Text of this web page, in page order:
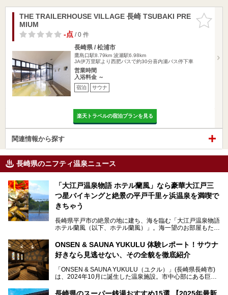
お気に入
りに追加
THE TRAILERHOUSE VILLAGE 長崎 TSUBAKI PRE
MIUM
-点/ 0 件
長崎県 / 松浦市
鷹島口駅8.79km 波瀬駅6.98km
JA伊万里駅より西肥バスで約30分喜内瀬バス停下車
営業時間
入浴料金 ～
宿泊 サウナ
楽天トラベルの宿泊プランを見る
関連情報から探す
長崎県のニフティ温泉ニュース
「大江戸温泉物語 ホテル蘭風」なら豪華大江戸三
つ星バイキングと絶景の平戸千里ヶ浜温泉を満喫で
きちゃう
長崎県平戸市の絶景の地に建ち、海を臨む「大江戸温泉物語
ホテル蘭風（以下、ホテル蘭風）」。海一望のお部屋もたく
三つ星バイキング」がスタート！早速現地で体験してきまし
た。
ークなどおススメのポイントがたっぷりです！周辺観光情報
も含めてご紹介します。
───
ONSEN & SAUNA YUKULU 体験レポート！サウナ
好きなら見逃せない、その全貌を徹底紹介
「ONSEN & SAUNA YUKULU（ユクル）」(長崎県長崎市)
は、2024年10月に誕生した温泉施設。市中心部にある巨大
当初から多くのサウナ―やスパ好きに注目されています。
長崎県のスーパー銭湯おすすめ15選 【2025年最新